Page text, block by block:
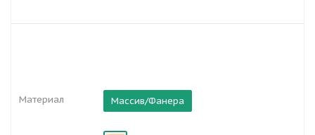
Материал Массив/Фанера